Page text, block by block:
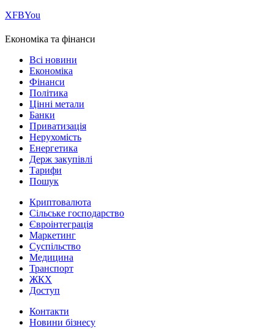
ХFBYou
Економіка та фінанси
Всі новини
Економіка
Фінанси
Політика
Цінні метали
Банки
Приватизація
Нерухомість
Енергетика
Держ закупівлі
Тарифи
Пошук
Криптовалюта
Сільське господарство
Євроінтеграція
Маркетинг
Суспільство
Медицина
Транспорт
ЖКХ
Доступ
Контакти
Новини бізнесу